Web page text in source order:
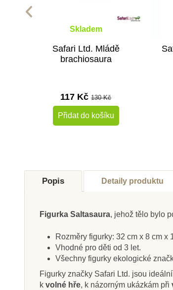
Skladem
Safari Ltd. Mládě
brachiosaura
117 Kč130 Kč
Přidat do košíku
Do školy
Skladem
Do
Popis Detaily produktu
Figurka Saltasaura, jehož tělo bylo
Rozměry figurky: 32 cm x 8 cm x
Vhodné pro děti od 3 let.
Všechny figurky ekologické
Figurky značky Safari Ltd. jsou
k volné hře, k názorným ukázkám při